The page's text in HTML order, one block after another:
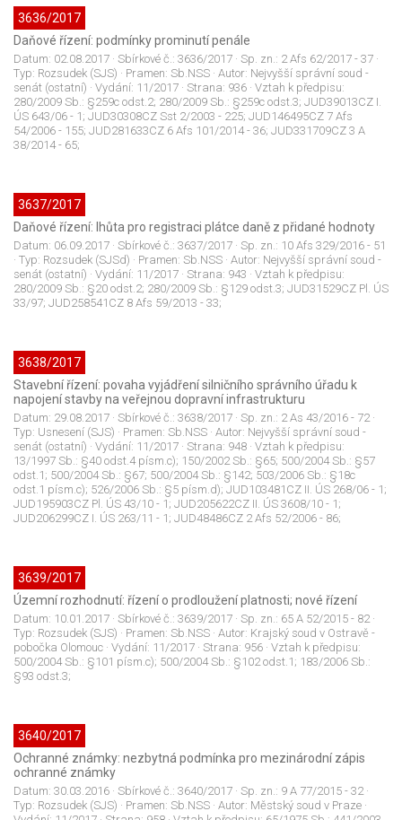
3636/2017
Daňové řízení: podmínky prominutí penále
Datum: 02.08.2017 · Sbírkové č.: 3636/2017 · Sp. zn.: 2 Afs 62/2017 - 37 ·
Typ: Rozsudek (SJS) · Pramen: Sb.NSS · Autor: Nejvyšší správní soud -
senát (ostatní) · Vydání: 11/2017 · Strana: 936 · Vztah k předpisu:
280/2009 Sb.: §259c odst.2; 280/2009 Sb.: §259c odst.3; JUD39013CZ I.
ÚS 643/06 - 1; JUD30308CZ Sst 2/2003 - 225; JUD146495CZ 7 Afs
54/2006 - 155; JUD281633CZ 6 Afs 101/2014 - 36; JUD331709CZ 3 A
38/2014 - 65;
3637/2017
Daňové řízení: lhůta pro registraci plátce daně z přidané hodnoty
Datum: 06.09.2017 · Sbírkové č.: 3637/2017 · Sp. zn.: 10 Afs 329/2016 - 51
· Typ: Rozsudek (SJSd) · Pramen: Sb.NSS · Autor: Nejvyšší správní soud -
senát (ostatní) · Vydání: 11/2017 · Strana: 943 · Vztah k předpisu:
280/2009 Sb.: §20 odst.2; 280/2009 Sb.: §129 odst.3; JUD31529CZ Pl. ÚS
33/97; JUD258541CZ 8 Afs 59/2013 - 33;
3638/2017
Stavební řízení: povaha vyjádření silničního správního úřadu k
napojení stavby na veřejnou dopravní infrastrukturu
Datum: 29.08.2017 · Sbírkové č.: 3638/2017 · Sp. zn.: 2 As 43/2016 - 72·
Typ: Usnesení (SJS) · Pramen: Sb.NSS · Autor: Nejvyšší správní soud -
senát (ostatní) · Vydání: 11/2017 · Strana: 948 · Vztah k předpisu:
13/1997 Sb.: §40 odst.4 písm.c); 150/2002 Sb.: §65; 500/2004 Sb.: §57
odst.1; 500/2004 Sb.: §67; 500/2004 Sb.: §142; 503/2006 Sb.: §18c
odst.1 písm.c); 526/2006 Sb.: §5 písm.d); JUD103481CZ II. ÚS 268/06 - 1;
JUD195903CZ Pl. ÚS 43/10 - 1; JUD205622CZ II. ÚS 3608/10 - 1;
JUD206299CZ I. ÚS 263/11 - 1; JUD48486CZ 2 Afs 52/2006 - 86;
3639/2017
Územní rozhodnutí: řízení o prodloužení platnosti; nové řízení
Datum: 10.01.2017 · Sbírkové č.: 3639/2017 · Sp. zn.: 65 A 52/2015 - 82·
Typ: Rozsudek (SJS) · Pramen: Sb.NSS · Autor: Krajský soud v Ostravě -
pobočka Olomouc · Vydání: 11/2017 · Strana: 956 · Vztah k předpisu:
500/2004 Sb.: §101 písm.c); 500/2004 Sb.: §102 odst.1; 183/2006 Sb.:
§93 odst.3;
3640/2017
Ochranné známky: nezbytná podmínka pro mezinárodní zápis
ochranné známky
Datum: 30.03.2016 · Sbírkové č.: 3640/2017 · Sp. zn.: 9 A 77/2015 - 32·
Typ: Rozsudek (SJS) · Pramen: Sb.NSS · Autor: Městský soud v Praze ·